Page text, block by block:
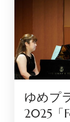
ゆめプ
2025「